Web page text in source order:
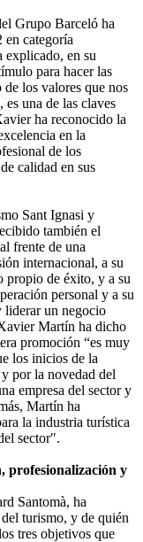
Grupo Barceló ha
categoría
explicado, en su
para hacer las
los valores que nos
una de las claves
ha reconocido la
en la
de los
calidad en sus
Sant Ignasi y
también el
frente de una
internacional, a su
propio de éxito, y a su
personal y a su
liderar un negocio
Martín ha dicho
promoción “es muy
los inicios de la
por la novedad del
empresa del sector y
Martín ha
la industria turística
sector".
profesionalización y
Santomà, ha
turismo, y de quién
tres objetivos que